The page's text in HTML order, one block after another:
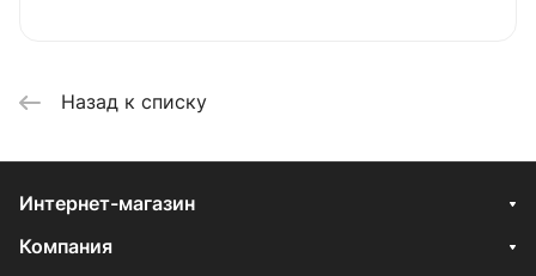
Назад к списку
Интернет-магазин
Компания